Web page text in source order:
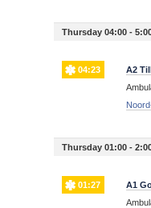
Thursday 04:00 -
04:23
A2
Thursday 01:00 -
01:27
A1